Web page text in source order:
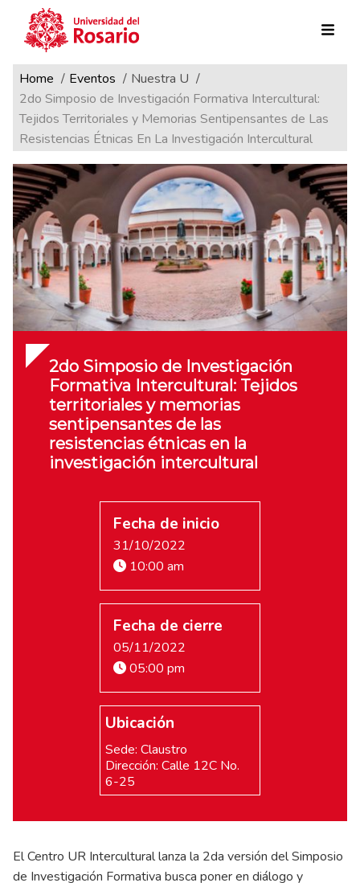
Pasar al contenido principal
Ruta de navegación
Home Eventos
Nuestra U
2do Simposio de Investigación Formativa Intercultural:
Tejidos Territoriales y Memorias Sentipensantes de Las
Resistencias Étnicas En La Investigación Intercultural
2do Simposio de Investigación
Formativa Intercultural: Tejidos
territoriales y memorias
sentipensantes de las
resistencias étnicas en la
investigación intercultural
Fecha de inicio
31/10/2022
10:00 am
Fecha de cierre
05/11/2022
05:00 pm
Ubicación
Sede: Claustro
Dirección: Calle 12C No.
6-25
El Centro UR Intercultural lanza la 2da versión del Simposio
de Investigación Formativa busca poner en diálogo y